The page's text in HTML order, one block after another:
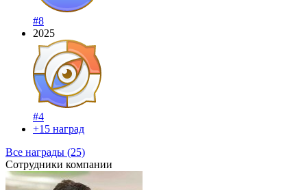
#8
2025
#4
+15 наград
Все награды (25)
Сотрудники компании